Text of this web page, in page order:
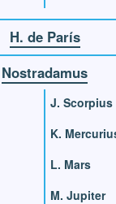
H. de París
Nostradamus
J. Scorpius
K.
L. Mars
M. Jupiter